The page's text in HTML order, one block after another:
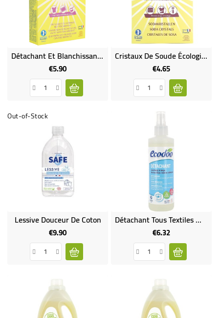
Détachant Et Blanchissant Écologique
€5.90Price
Cristaux De Soude Écologiques
€4.65Price
Out-of-Stock
Lessive Douceur De Coton
€9.90Price
Détachant Tous Textiles Même Délicats
€6.32Price